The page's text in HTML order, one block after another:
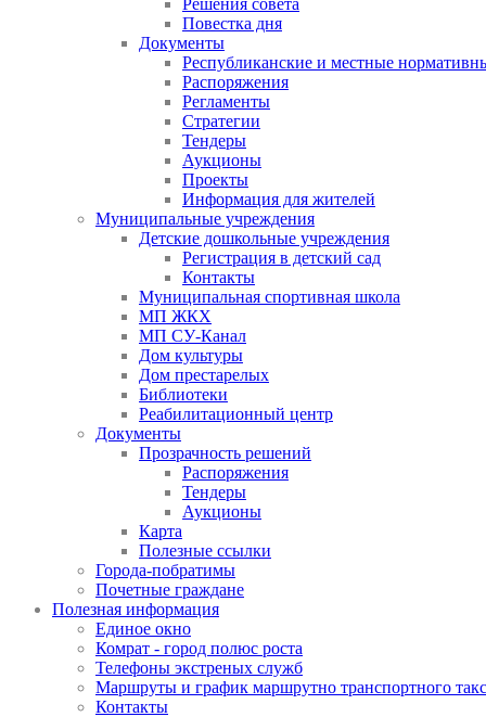
Решения совета
Повестка дня
Документы
Республиканские и местные
Распоряжения
Регламенты
Стратегии
Тендеры
Аукционы
Проекты
Информация для жителей
Муниципальные учреждения
Детские дошкольные учреждения
Регистрация в детский сад
Контакты
Муниципальная спортивная школа
МП ЖКХ
МП СУ-Канал
Дом культуры
Дом престарелых
Библиотеки
Реабилитационный центр
Документы
Прозрачность решений
Распоряжения
Тендеры
Аукционы
Карта
Полезные ссылки
Города-побратимы
Почетные граждане
Полезная информация
Единое окно
Комрат - город полюс роста
Телефоны экстреных служб
Маршруты и график маршрутно транспортного
Контакты